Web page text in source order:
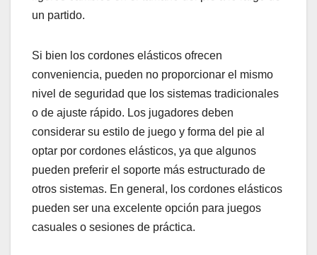
un partido.
Si bien los cordones elásticos ofrecen
conveniencia, pueden no proporcionar el mismo
nivel de seguridad que los sistemas tradicionales
o de ajuste rápido. Los jugadores deben
considerar su estilo de juego y forma del pie al
optar por cordones elásticos, ya que algunos
pueden preferir el soporte más estructurado de
otros sistemas. En general, los cordones elásticos
pueden ser una excelente opción para juegos
casuales o sesiones de práctica.